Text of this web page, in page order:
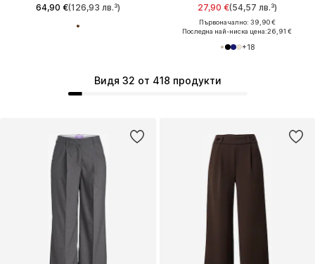
64,90 €(126,93 лв.³) 27,90 €(54,57 лв.³)
Първоначално: 39,90 €
Последна най-ниска цена:26,91 €
+18
Видя 32 от 418 продукти